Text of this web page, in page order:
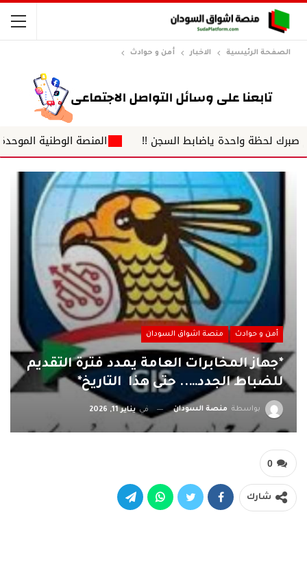
الصفحة الرئيسية الاخبار أمن و حوادث
واحدة ياضابط السجن !! المنصة الوطنية الموحدة لضباط
أمن و حوادث منصة اشواق السودان
*جهاز المخابرات العامة يمدد فترة التقديم
للضباط الجدد….. حتى هذا التاريخ*
بواسطة منصة السودان في يناير 11, 2026
0
شارك